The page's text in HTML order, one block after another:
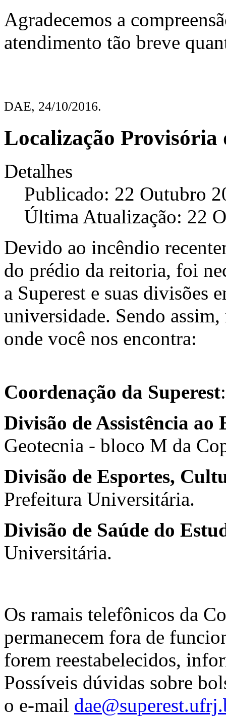
Agradecemos a
atendimento tão breve
DAE, 24/10/2016.
Localização Provisória
Detalhes
Publicado: 22 Outubro
Última Atualização: 22
Devido ao incêndio
do prédio da reitoria, foi
a Superest e suas divisões
universidade. Sendo
onde você nos encontra:
Coordenação da Superest
Divisão de Assistência ao
Geotecnia - bloco M da
Divisão de Esportes,
Prefeitura Universitária.
Divisão de Saúde do
Universitária.
Os ramais telefônicos da
permanecem fora de
forem reestabelecidos,
Possíveis dúvidas sobre
o e-mail